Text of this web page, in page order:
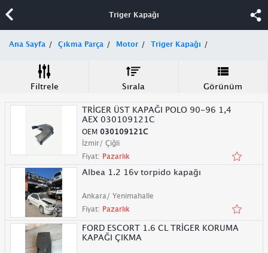
Triger Kapağı
Ana Sayfa Çıkma Parça Motor Triger Kapağı
Filtrele Sırala Görünüm
TRİGER ÜST KAPAĞI POLO 90-96 1,4
AEX 030109121C
OEM 030109121C
İzmir/ Çiğli
Fiyat: Pazarlık
Albea 1.2 16v torpido kapağı
Ankara/ Yenimahalle
Fiyat: Pazarlık
FORD ESCORT 1.6 CL TRİGER KORUMA
KAPAĞI ÇIKMA